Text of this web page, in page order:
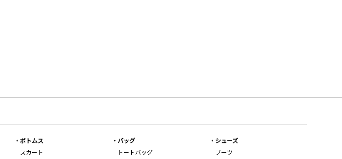
ボトムス
スカート
バッグ
トートバッグ
シューズ
ブーツ